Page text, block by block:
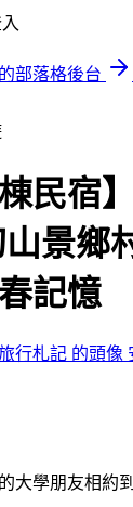
部落格後台
棟民宿
景鄉
記憶
大學朋友相約